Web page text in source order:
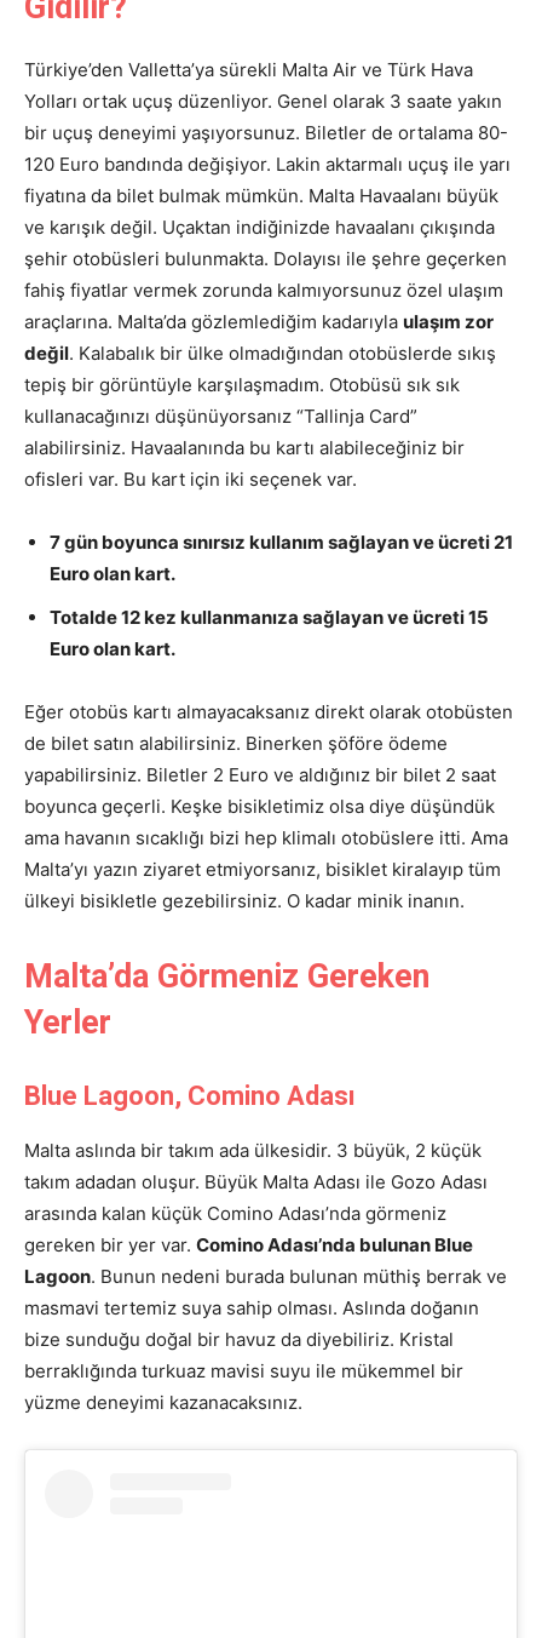
Türkiye’den Valletta’ya sürekli Malta Air ve Türk Hava
Yolları ortak uçuş düzenliyor. Genel olarak 3 saate yakın
bir uçuş deneyimi yaşıyorsunuz. Biletler de ortalama 80-
120 Euro bandında değişiyor. Lakin aktarmalı uçuş ile yarı
fiyatına da bilet bulmak mümkün. Malta Havaalanı büyük
ve karışık değil. Uçaktan indiğinizde havaalanı çıkışında
şehir otobüsleri bulunmakta. Dolayısı ile şehre geçerken
fahiş fiyatlar vermek zorunda kalmıyorsunuz özel ulaşım
araçlarına. Malta’da gözlemlediğim kadarıyla ulaşım zor
değil. Kalabalık bir ülke olmadığından otobüslerde sıkış
tepiş bir görüntüyle karşılaşmadım. Otobüsü sık sık
kullanacağınızı düşünüyorsanız “Tallinja Card”
alabilirsiniz. Havaalanında bu kartı alabileceğiniz bir
ofisleri var. Bu kart için iki seçenek var.
7 gün boyunca sınırsız kullanım sağlayan ve ücreti 21
Euro olan kart.
Totalde 12 kez kullanmanıza sağlayan ve ücreti 15
Euro olan kart.
Eğer otobüs kartı almayacaksanız direkt olarak otobüsten
de bilet satın alabilirsiniz. Binerken şöföre ödeme
yapabilirsiniz. Biletler 2 Euro ve aldığınız bir bilet 2 saat
boyunca geçerli. Keşke bisikletimiz olsa diye düşündük
ama havanın sıcaklığı bizi hep klimalı otobüslere itti. Ama
Malta’yı yazın ziyaret etmiyorsanız, bisiklet kiralayıp tüm
ülkeyi bisikletle gezebilirsiniz. O kadar minik inanın.
Malta’da Görmeniz Gereken
Yerler
Blue Lagoon, Comino Adası
Malta aslında bir takım ada ülkesidir. 3 büyük, 2 küçük
takım adadan oluşur. Büyük Malta Adası ile Gozo Adası
arasında kalan küçük Comino Adası’nda görmeniz
gereken bir yer var. Comino Adası’nda bulunan Blue
Lagoon. Bunun nedeni burada bulunan müthiş berrak ve
masmavi tertemiz suya sahip olması. Aslında doğanın
bize sunduğu doğal bir havuz da diyebiliriz. Kristal
berraklığında turkuaz mavisi suyu ile mükemmel bir
yüzme deneyimi kazanacaksınız.